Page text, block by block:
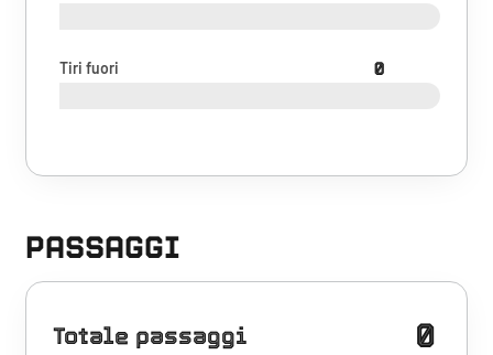
Tiri fuori 0
PASSAGGI
Totale passaggi 0